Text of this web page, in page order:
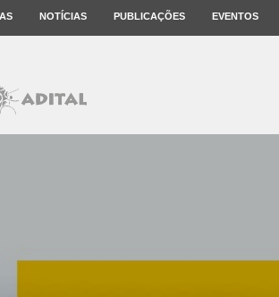
NOTÍCIAS PUBLICAÇÕES EVENTOS